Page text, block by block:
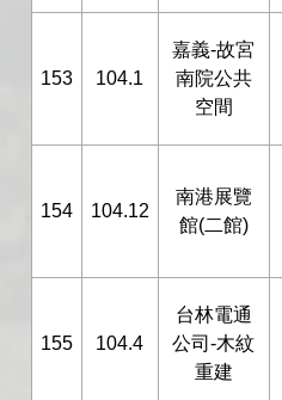
153 104.1
嘉義-故宮
南院公共
空間
154 104.12
南港展覽
館(二館)
155 104.4
台林電通
公司-木紋
重建